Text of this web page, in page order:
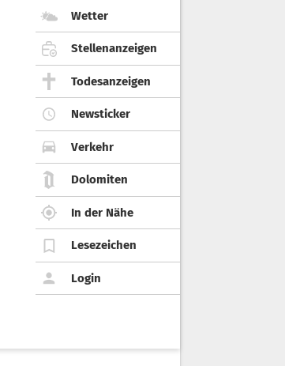
Wetter
Stellenanzeigen
Todesanzeigen
Newsticker
Verkehr
Dolomiten
In der Nähe
Lesezeichen
Login